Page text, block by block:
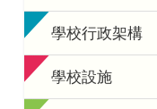
學校行政架構
學校設施